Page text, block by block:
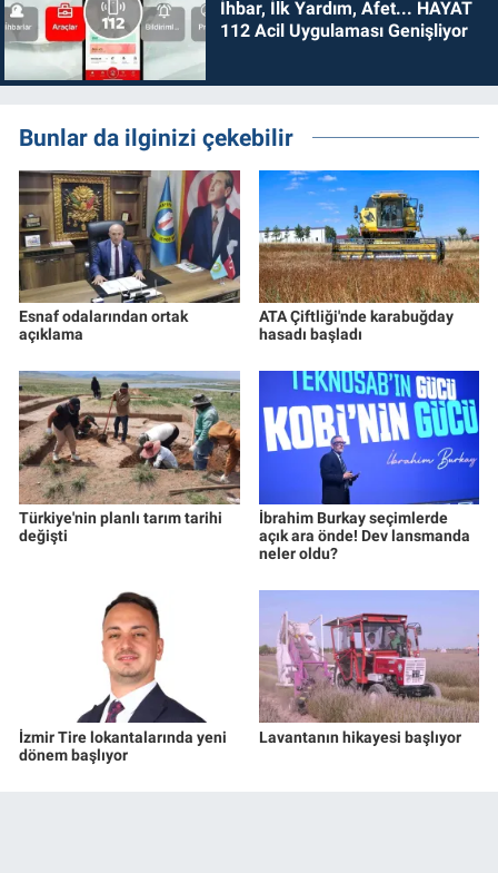
İhbar, İlk Yardım, Afet... HAYAT
112 Acil Uygulaması Genişliyor
Bunlar da ilginizi çekebilir
Esnaf odalarından ortak
açıklama
ATA Çiftliği'nde karabuğday
hasadı başladı
Türkiye'nin planlı tarım tarihi
değişti
İbrahim Burkay seçimlerde
açık ara önde! Dev lansmanda
neler oldu?
İzmir Tire lokantalarında yeni
dönem başlıyor
Lavantanın hikayesi başlıyor